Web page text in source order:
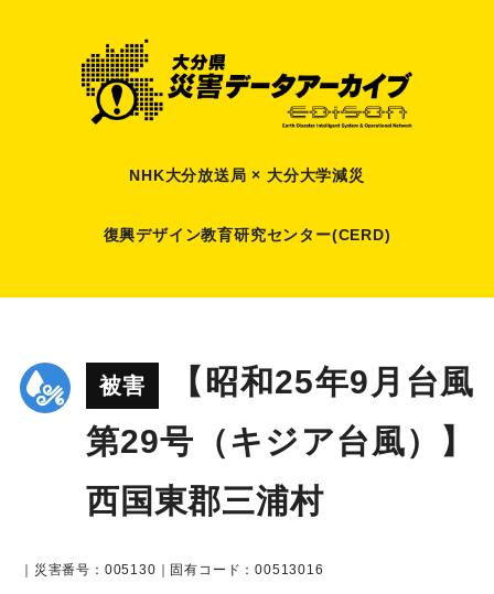
NHK大分放送局 × 大分大学減災
復興デザイン教育研究センター(CERD)
被害
【昭和25年9月台風
第29号（キジア台風）】
西国東郡三浦村
｜災害番号：005130｜固有コード：00513016